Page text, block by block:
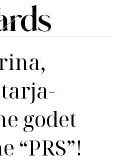
godet
“PRS”!